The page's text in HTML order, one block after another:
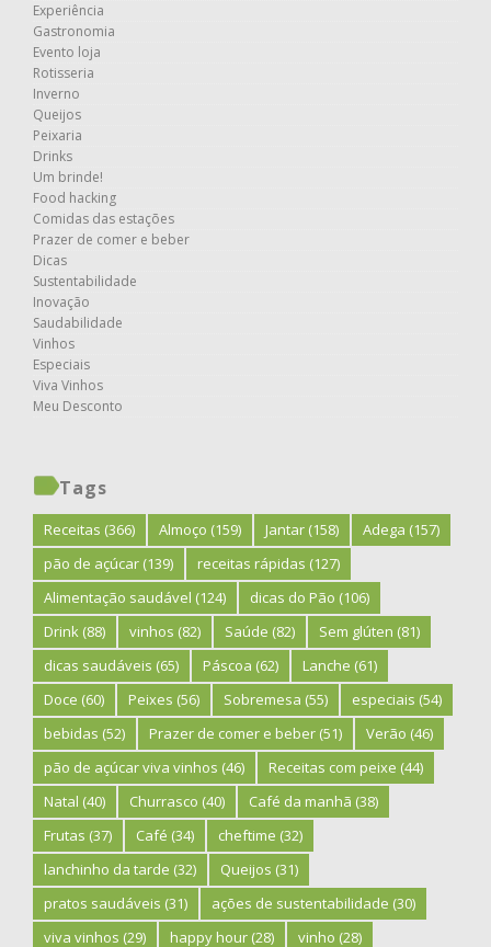
Experiência
Gastronomia
Evento loja
Rotisseria
Inverno
Queijos
Peixaria
Drinks
Um brinde!
Food hacking
Comidas das estações
Prazer de comer e beber
Dicas
Sustentabilidade
Inovação
Saudabilidade
Vinhos
Especiais
Viva Vinhos
Meu Desconto
Tags
Receitas (366) Almoço (159) Jantar (158) Adega (157)
pão de açúcar (139) receitas rápidas (127)
Alimentação saudável (124) dicas do Pão (106)
Drink (88) vinhos (82) Saúde (82) Sem glúten (81)
dicas saudáveis (65) Páscoa (62) Lanche (61)
Doce (60) Peixes (56) Sobremesa (55) especiais (54)
bebidas (52) Prazer de comer e beber (51) Verão (46)
pão de açúcar viva vinhos (46) Receitas com peixe (44)
Natal (40) Churrasco (40) Café da manhã (38)
Frutas (37) Café (34) cheftime (32)
lanchinho da tarde (32) Queijos (31)
pratos saudáveis (31) ações de sustentabilidade (30)
viva vinhos (29) happy hour (28) vinho (28)